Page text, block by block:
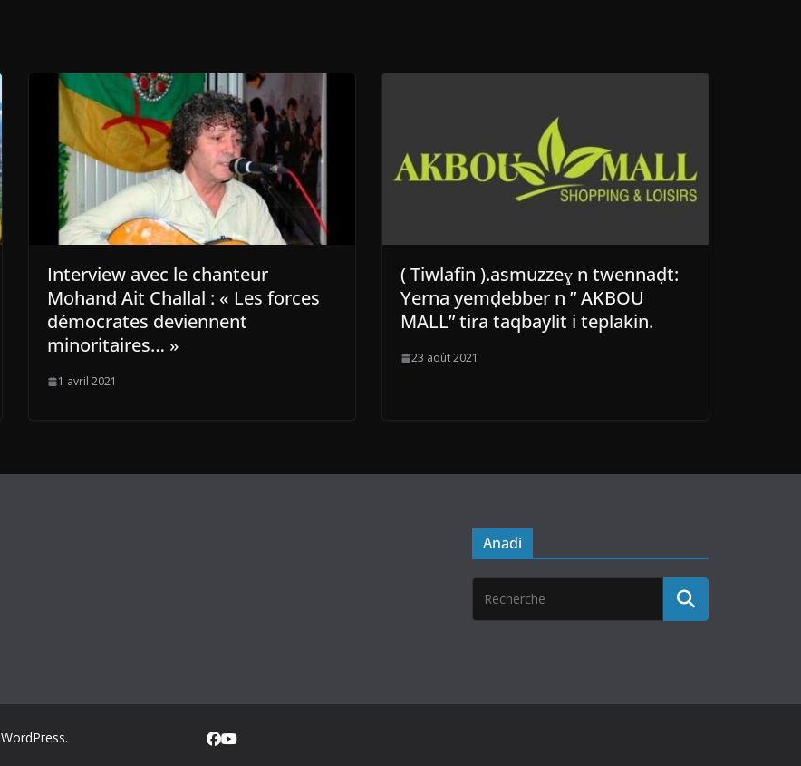
Interview avec le chanteur
Mohand Ait Challal : « Les forces
démocrates deviennent
minoritaires… »
1 avril 2021
( Tiwlafin ).asmuzzeɣ n twennaḍt:
Yerna yemḍebber n ” AKBOU
MALL” tira taqbaylit i teplakin.
23 août 2021
Anadi
WordPress.